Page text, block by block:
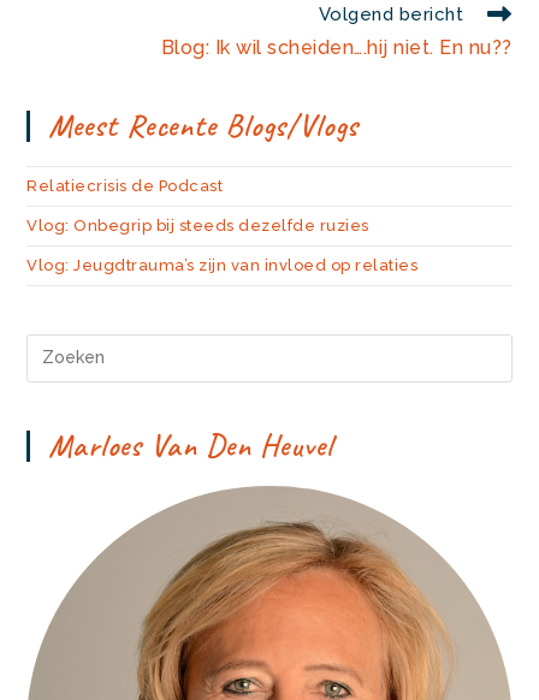
Volgend bericht
Blog: Ik wil scheiden….hij niet. En nu??
Meest Recente Blogs/vlogs
Relatiecrisis de Podcast
Vlog: Onbegrip bij steeds dezelfde ruzies
Vlog: Jeugdtrauma’s zijn van invloed op relaties
Marloes Van Den Heuvel